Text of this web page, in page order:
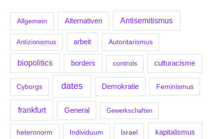
Allgemein Alternativen Antisemitismus
Antizionismus arbeit Autoritarismus
biopolitics borders controls culturacisme
Cyborgs dates Demokratie Feminismus
frankfurt General Gewerkschaften
heteronorm Individuum Israel kapitalismus